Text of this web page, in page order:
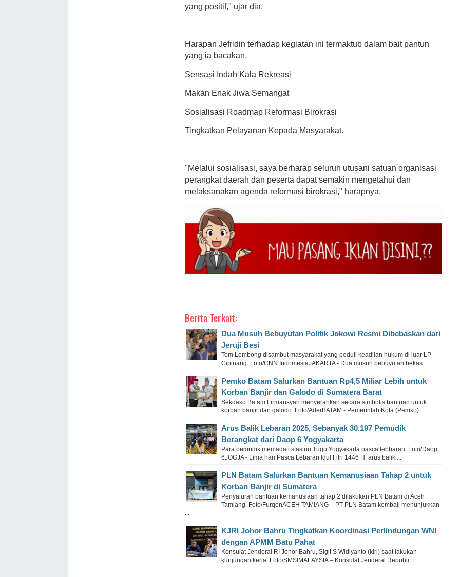
yang positif," ujar dia.
Harapan Jefridin terhadap kegiatan ini termaktub dalam bait pantun
yang ia bacakan.
Sensasi Indah Kala Rekreasi
Makan Enak Jiwa Semangat
Sosialisasi Roadmap Reformasi Birokrasi
Tingkatkan Pelayanan Kepada Masyarakat.
"Melalui sosialisasi, saya berharap seluruh utusani satuan organisasi
perangkat daerah dan peserta dapat semakin mengetahui dan
melaksanakan agenda reformasi birokrasi," harapnya.
Berita Terkait:
Dua Musuh Bebuyutan Politik Jokowi Resmi Dibebaskan dari
Jeruji Besi
Tom Lembong disambut masyarakat yang peduli keadilan hukum di luar LP
Cipinang. Foto/CNN IndomesiaJAKARTA - Dua musuh bebuyutan bekas ...
Pemko Batam Salurkan Bantuan Rp4,5 Miliar Lebih untuk
Korban Banjir dan Galodo di Sumatera Barat
Sekdako Batam Firmansyah menyerahkan secara simbolis bantuan untuk
korban banjir dan galodo. Foto/AderBATAM - Pemerintah Kota (Pemko) ...
Arus Balik Lebaran 2025, Sebanyak 30.197 Pemudik
Berangkat dari Daop 6 Yogyakarta
Para pemudik memadati stasiun Tugu Yogyakarta pasca lebbaran. Foto/Daop
6JOGJA - Lima hari Pasca Lebaran Idul Fitri 1446 H, arus balik ...
PLN Batam Salurkan Bantuan Kemanusiaan Tahap 2 untuk
Korban Banjir di Sumatera
Penyaluran bantuan kemanusiaan tahap 2 dilakukan PLN Batam di Aceh
Tamiang. Foto/FurqonACEH TAMIANG – PT PLN Batam kembali menunjukkan
...
KJRI Johor Bahru Tingkatkan Koordinasi Perlindungan WNI
dengan APMM Batu Pahat
Konsulat Jenderal RI Johor Bahru, Sigit S Widiyanto (kiri) saat lakukan
kunjungan kerja. Foto/SMSIMALAYSIA – Konsulat Jenderal Republi ...